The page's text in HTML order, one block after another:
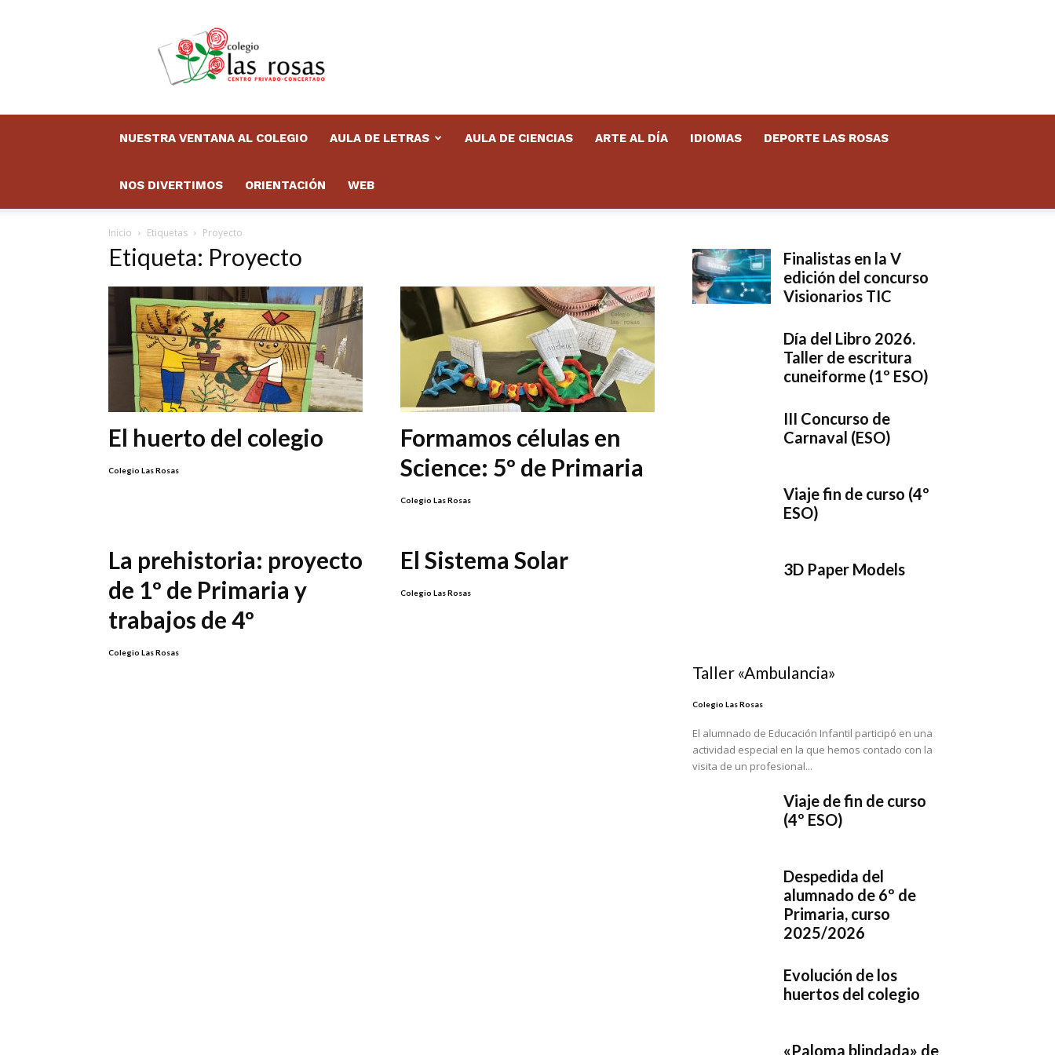
Las
Rosas
Boletín
NUESTRA VENTANA AL COLEGIO AULA DE LETRAS AULA DE CIENCIAS ARTE AL DÍA IDIOMAS DEPORTE LAS ROSAS
NOS DIVERTIMOS ORIENTACIÓN WEB
Inicio Etiquetas Proyecto
Etiqueta: Proyecto
El huerto del colegio
Colegio Las Rosas
Formamos células en
Science: 5º de Primaria
Colegio Las Rosas
La prehistoria: proyecto
de 1º de Primaria y
trabajos de 4º
Colegio Las Rosas
El Sistema Solar
Colegio Las Rosas
Finalistas en la V
edición del concurso
Visionarios TIC
Día del Libro 2026.
Taller de escritura
cuneiforme (1º ESO)
III Concurso de
Carnaval (ESO)
Viaje fin de curso (4º
ESO)
3D Paper Models
Taller «Ambulancia»
Colegio Las Rosas
El alumnado de Educación Infantil participó en una
actividad especial en la que hemos contado con la
visita de un profesional...
Viaje de fin de curso
(4º ESO)
Despedida del
alumnado de 6º de
Primaria, curso
2025/2026
Evolución de los
huertos del colegio
«Paloma blindada» de